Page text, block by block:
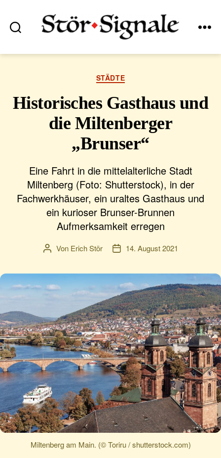
Kategorien
STÄDTE
Historisches Gasthaus und
die Miltenberger
„Brunser“
Eine Fahrt in die mittelalterliche Stadt
Miltenberg (Foto: Shutterstock), in der
Fachwerkhäuser, ein uraltes Gasthaus und
ein kurioser Brunser-Brunnen
Aufmerksamkeit erregen
Beitragsautor
Von Erich Stör Veröffentlichungsdatum
14. August 2021
Miltenberg am Main. (© Toriru / shutterstock.com)